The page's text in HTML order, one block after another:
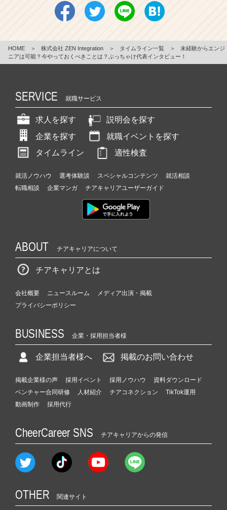
HOME ＞ 株式会社 ZEN Integration ＞ タイムライン一覧 ＞
未経験からエンジ
ニアは可能？今やっておくべきことは？ぶっちゃけ代表インタビュー！
SERVICE 就職サービス
求人を探す
説明会を探す
企業を探す
就職イベントを探す
タイムライン
適性検査
就活ノウハウ 選考体験談 スペシャルコンテンツ
就活相談
転職相談
企業マンガ チアキャリアユーザーガイド
ABOUT チアキャリアについて
チアキャリアとは
会社概要 ニュースルーム
メディア出演・掲載
プライバシーポリシー
BUSINESS 企業・採用担当者様
企業担当者様へ 掲載のお問い合わせ
掲載企業様の声 採用イベント 採用ノウハウ
資料ダウンロード
ベンチャー合同研修
人材紹介 チアコネクション
TikTok運用
動画制作
採用代行
CheerCareer SNS チアキャリアからの発信
OTHER 関連サイト